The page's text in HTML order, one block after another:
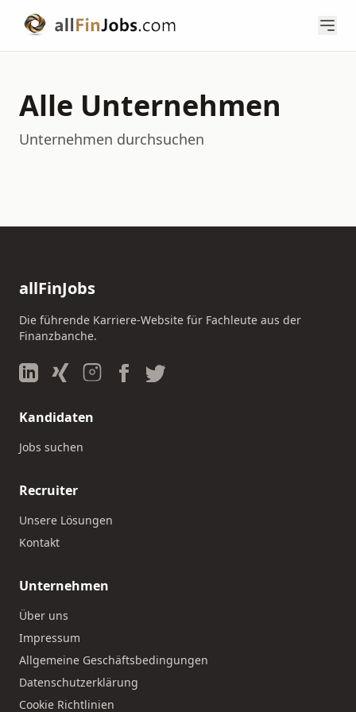
Alle Unternehmen
Unternehmen durchsuchen
allFinJobs
Die führende Karriere-Website für Fachleute aus der
Finanzbanche.
Kandidaten
Jobs suchen
Recruiter
Unsere Lösungen
Kontakt
Unternehmen
Über uns
Impressum
Allgemeine Geschäftsbedingungen
Datenschutzerklärung
Cookie Richtlinien